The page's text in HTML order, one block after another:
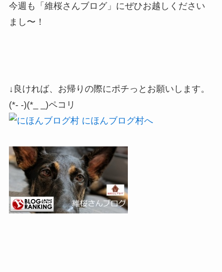
今週も「維桜さんブログ」にぜひお越しください
まし〜！
↓良ければ、お帰りの際にポチっとお願いします。
(*- -)(*_ _)ペコリ